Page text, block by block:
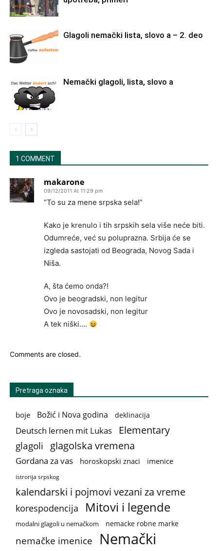
Glagoli nemački lista, slovo a – 2. deo
Nemački glagoli, lista, slovo a
1 COMMENT
makarone
09/12/2011 At 11:29 pm
“To su za mene srpska sela!”
Kako je krenulo i tih srpskih sela više neće biti.
Odumreće, već su poluprazna. Srbija će se
izgleda sastojati od Beograda, Novog Sada i
Niša.
A, šta ćemo onda?!
Ovo je beogradski, non legitur
Ovo je novosadski, non legitur
A tek niški….
Comments are closed.
Pretraga oznaka
boje Božić i Nova godina deklinacija
Deutsch lernen mit Lukas Elementary
glagoli glagolska vremena
Gordana za vas horoskopski znaci imenice
istrorija srpskog
kalendarski i pojmovi vezani za vreme
korespodencija Mitovi i legende
modalni glagoli u nemačkom nemacke robne marke
nemačke imenice Nemački